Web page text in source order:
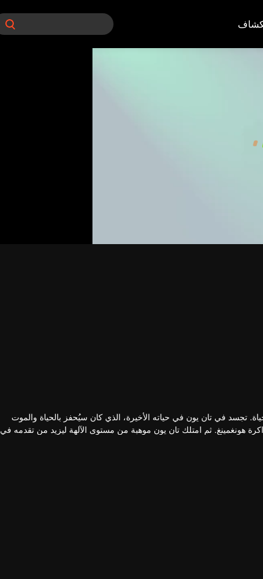
تجسد في تان يون في حياته الأخيرة، الذي كان سيُحفز بالحياة والموت
هونغمينغ. ثم امتلك تان يون موهبة من مستوى الآلهة ليزيد من تقدمه في